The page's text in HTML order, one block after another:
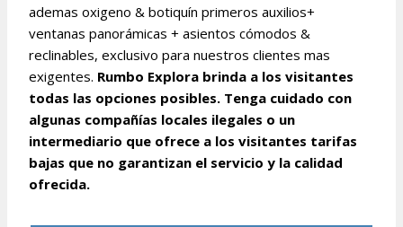
ademas oxigeno & botiquín primeros auxilios+
ventanas panorámicas + asientos cómodos &
reclinables, exclusivo para nuestros clientes mas
exigentes. Rumbo Explora brinda a los visitantes
todas las opciones posibles. Tenga cuidado con
algunas compañías locales ilegales o un
intermediario que ofrece a los visitantes tarifas
bajas que no garantizan el servicio y la calidad
ofrecida.